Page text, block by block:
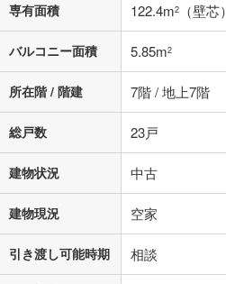
専有面積 122.4m2 （壁芯）
バルコニー面積 5.85m2
所在階 / 階建 7階 / 地上7階
総戸数 23戸
建物状況 中古
建物現況 空家
引き渡し可能時期 相談